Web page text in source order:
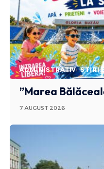
ADMINISTRATIV STIRI
”Marea
7 AUGUST 2026